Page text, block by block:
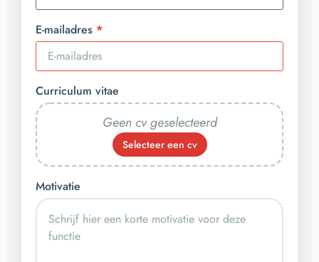
E-mailadres
Curriculum vitae
Geen cv geselecteerd
Selecteer een cv
Motivatie